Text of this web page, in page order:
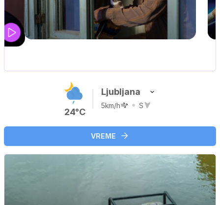
UEFA SUPERPOKAL
24°C
Ljubljana
5km/h S
VREME